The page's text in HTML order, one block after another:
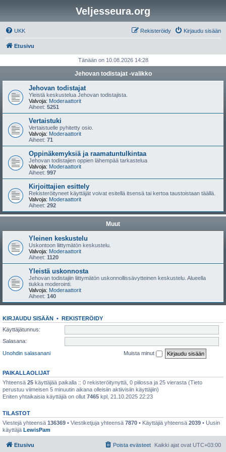
Veljesseura.org
UKK Kirjaudu sisään
Rekisteröidy
Etusivu
Tänään on 10.08.2026 14:28
Jehovan todistajat -valikko
Jehovan todistajat
Yleistä keskustelua Jehovan todistajista.
Valvoja: Moderaattorit
Aiheet: 5251
Vertaistuki
Vertaistuelle pyhitetty osio.
Valvoja: Moderaattorit
Aiheet: 71
Oppinäkemyksiä ja raamatuntulkintaa
Jehovan todistajien oppien lähempää tarkastelua
Valvoja: Moderaattorit
Aiheet: 997
Kirjoittajien esittely
Rekisteröityneet käyttäjät voivat esitellä itsensä tai kertoa taustoistaan täällä.
Valvoja: Moderaattorit
Aiheet: 292
Muut
Yleinen keskustelu
Uskontoon liittymätön keskustelu.
Valvoja: Moderaattorit
Aiheet: 1120
Yleistä uskonnosta
Jehovan todistajiin liittymätön uskonnollissävytteinen keskustelu. Alueella
tiukka moderointi.
Valvoja: Moderaattorit
Aiheet: 140
KIRJAUDU SISÄÄN • REKISTERÖIDY
Käyttäjätunnus:
Salasana:
Unohdin salasanani
Muista minut
PAIKALLAOLIJAT
Yhteensä 25 käyttäjää paikalla :: 0 rekisteröitynyttä, 0 piilossa ja 25 vierasta (Tieto
perustuu viimeisen 5 minuutin aikana olleisiin aktiivisiin käyttäjiin)
Eniten yhtaikaisia käyttäjiä on ollut 7465 kpl, 21.10.2025 22:23
TILASTOT
Viestejä yhteensä 136369 • Viestiketjuja yhteensä 7870 • Käyttäjiä yhteensä 2039 • Uusin
käyttäjä LewisPam
Etusivu Kaikki ajat ovat UTC+03:00
Poista evästeet